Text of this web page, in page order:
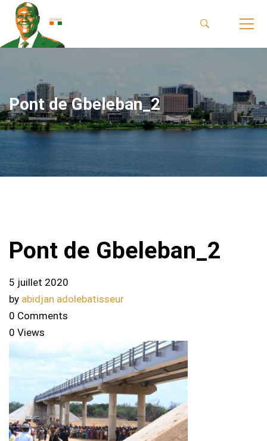
Pont de Gbeleban_2
Pont de Gbeleban_2
5 juillet 2020
by abidjan adolebatisseur
0 Comments
0 Views